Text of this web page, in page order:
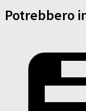
Potrebbero